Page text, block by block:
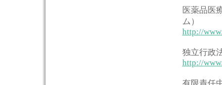
医薬品医
ム）
http://
独立行政
http://